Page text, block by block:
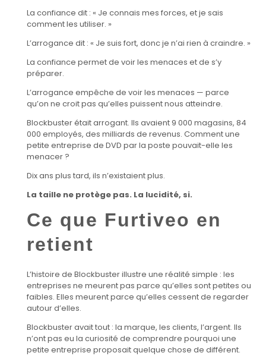
La confiance dit : « Je connais mes forces, et je sais
comment les utiliser. »
L’arrogance dit : « Je suis fort, donc je n’ai rien à craindre. »
La confiance permet de voir les menaces et de s’y
préparer.
L’arrogance empêche de voir les menaces — parce
qu’on ne croit pas qu’elles puissent nous atteindre.
Blockbuster était arrogant. Ils avaient 9 000 magasins, 84
000 employés, des milliards de revenus. Comment une
petite entreprise de DVD par la poste pouvait-elle les
menacer ?
Dix ans plus tard, ils n’existaient plus.
La taille ne protège pas. La lucidité, si.
Ce que Furtiveo en
retient
L’histoire de Blockbuster illustre une réalité simple : les
entreprises ne meurent pas parce qu’elles sont petites ou
faibles. Elles meurent parce qu’elles cessent de regarder
autour d’elles.
Blockbuster avait tout : la marque, les clients, l’argent. Ils
n’ont pas eu la curiosité de comprendre pourquoi une
petite entreprise proposait quelque chose de différent.